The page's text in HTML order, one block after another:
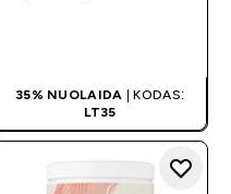
35% NUOLAIDA | KODAS:
LT35